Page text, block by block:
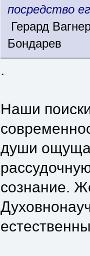
посредство
Герард
Бондарев
.
Наши
души
сознание.